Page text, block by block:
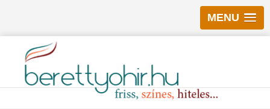
MENU